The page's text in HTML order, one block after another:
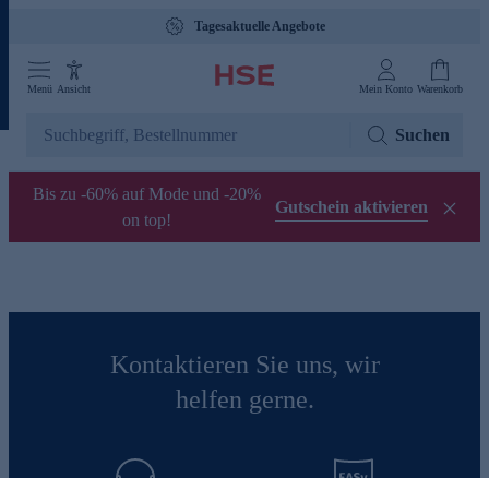
Tagesaktuelle Angebote
Menü Ansicht Mein Konto Warenkorb
Suchen
Bis zu -60% auf Mode und -20%
on top!
Gutschein aktivieren
Kontaktieren Sie uns, wir
helfen gerne.